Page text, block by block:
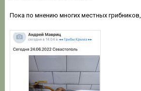
Пока по мнению многих местных грибников,